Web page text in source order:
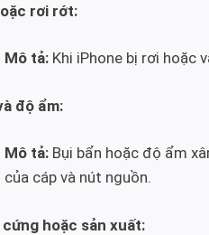
rơi rớt:
Mô tả: Khi iPhone bị rơi hoặc
độ ẩm:
Mô tả: Bụi bẩn hoặc độ ẩm
của cáp và nút nguồn.
cứng hoặc sản xuất: